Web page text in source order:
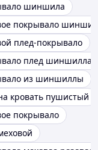
шиншила
покрывало
плед-покрывало
плед шиншилла
из шиншиллы
кровать пушистый
покрывало